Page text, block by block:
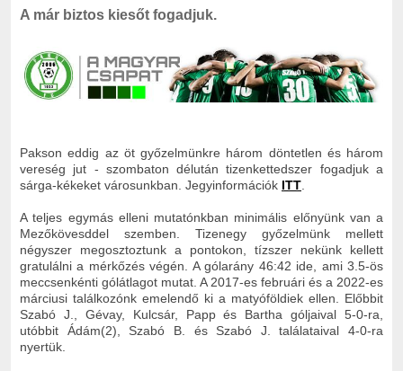
A már biztos kiesőt fogadjuk.
Pakson eddig az öt győzelmünkre három döntetlen és három
vereség jut - szombaton délután tizenkettedszer fogadjuk a
sárga-kékeket városunkban. Jegyinformációk ITT.
A teljes egymás elleni mutatónkban minimális előnyünk van a
Mezőkövesddel szemben. Tizenegy győzelmünk mellett
négyszer megosztoztunk a pontokon, tízszer nekünk kellett
gratulálni a mérkőzés végén. A gólarány 46:42 ide, ami 3.5-ös
meccsenkénti gólátlagot mutat. A 2017-es februári és a 2022-es
márciusi találkozónk emelendő ki a matyóföldiek ellen. Előbbit
Szabó J., Gévay, Kulcsár, Papp és Bartha góljaival 5-0-ra,
utóbbit Ádám(2), Szabó B. és Szabó J. találataival 4-0-ra
nyertük.